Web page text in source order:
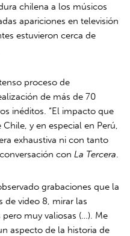
chilena a los músicos
apariciones en televisión
estuvieron cerca de
proceso de
de más de 70
inéditos. “El impacto que
y en especial en Perú,
exhaustiva ni con tanto
con La Tercera
grabaciones que la
de video 8, mirar las
muy valiosas (…). Me
aspecto de la historia de